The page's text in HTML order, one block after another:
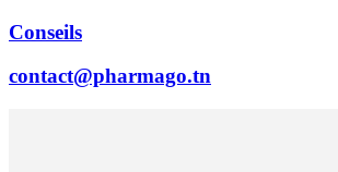
Conseils
contact@pharmago.tn